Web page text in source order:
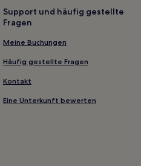
Center of Bahia
von Tassimirim
Support und häufig gestellte
Fragen
Meine Buchungen
Häufig gestellte Fragen
Kontakt
Eine Unterkunft bewerten